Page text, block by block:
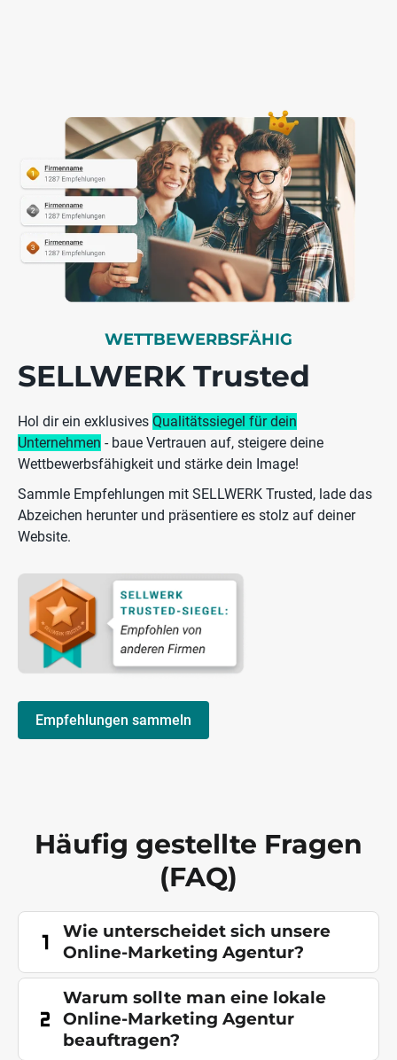
WETTBEWERBSFÄHIG
SELLWERK Trusted
Hol dir ein exklusives Qualitätssiegel für dein
Unternehmen - baue Vertrauen auf, steigere deine
Wettbewerbsfähigkeit und stärke dein Image!
Sammle Empfehlungen mit SELLWERK Trusted, lade das
Abzeichen herunter und präsentiere es stolz auf deiner
Website.
Empfehlungen sammeln
Häufig gestellte Fragen
(FAQ)
Wie unterscheidet sich unsere
Online-Marketing Agentur?
Warum sollte man eine lokale
Online-Marketing Agentur
beauftragen?